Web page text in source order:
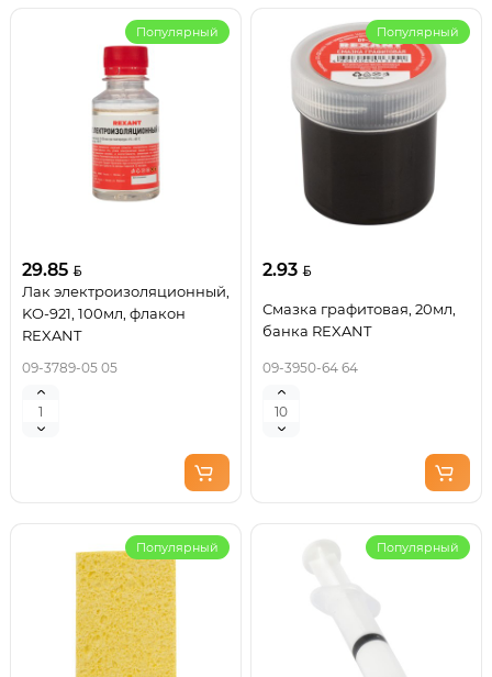
Популярный
29.85
Лак электроизоляционный,
KO-921, 100мл, флакон
REXANT
09-3789-05 05
Популярный
2.93
Смазка графитовая, 20мл,
банка REXANT
09-3950-64 64
Популярный Популярный